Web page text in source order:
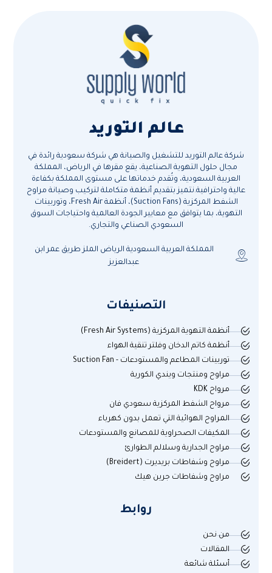
عالم التوريد
شركة عالم التوريد للتشغيل والصيانة هي شركة سعودية رائدة في
مجال حلول التهوية الصناعية، يقع مقرها في الرياض، المملكة
العربية السعودية، وتُقدم خدماتها على مستوى المملكة بكفاءة
عالية واحترافية.نتميز بتقديم أنظمة متكاملة لتركيب وصيانة مراوح
الشفط المركزية (Suction Fans)، أنظمة Fresh Air، وتوربينات
التهوية، بما يتوافق مع معايير الجودة العالمية واحتياجات السوق
السعودي الصناعي والتجاري.
المملكة العربية السعودية الرياض الملز طريق عمر ابن
عبدالعزيز
التصنيفات
أنظمة التهوية المركزية (Fresh Air Systems)
أنظمة كاتم الدخان وفلتر تنقية الهواء
توربينات المطاعم والمستودعات - Suction Fan
مراوح ومنتجات ويندي الكورية
مرواح KDK
مرواح الشفط المركزية سعودي فان
المراوح الهوائية التي تعمل بدون كهرباء
المكيفات الصحراوية للمصانع والمستودعات
مراوح الجدارية وسلالم الطوارئ
مراوح وشفاطات بريديرت (Breidert)
مراوح وشفاطات جرين هيك
روابط
من نحن
المقالات
أسئلة شائعة